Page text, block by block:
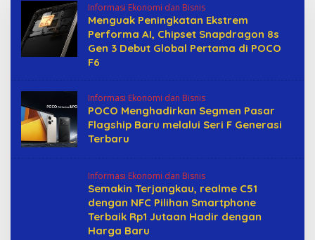
Informasi Ekonomi dan Bisnis
Menguak Peningkatan Ekstrem
Performa AI, Chipset Snapdragon 8s
Gen 3 Debut Global Pertama di POCO
F6
Informasi Ekonomi dan Bisnis
POCO Menghadirkan Segmen Pasar
Flagship Baru melalui Seri F Generasi
Terbaru
Informasi Ekonomi dan Bisnis
Semakin Terjangkau, realme C51
dengan NFC Pilihan Smartphone
Terbaik Rp1 Jutaan Hadir dengan
Harga Baru